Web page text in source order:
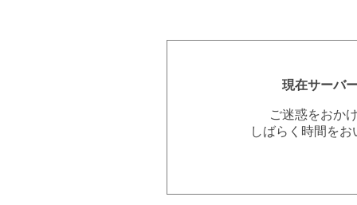
現在サーバ
ご迷惑をおか
しばらく時間を